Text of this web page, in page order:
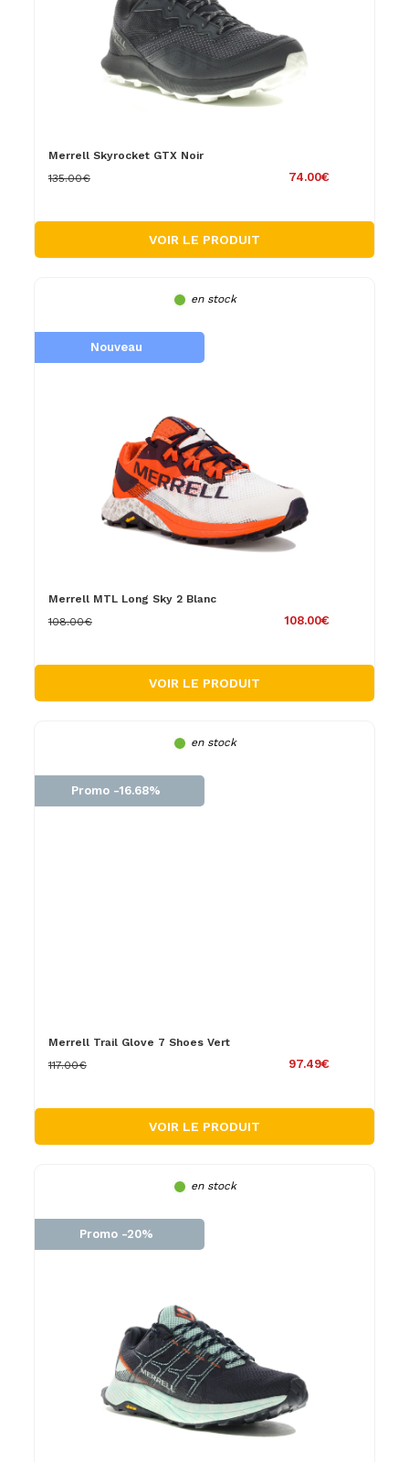
Merrell Skyrocket GTX Noir
74.00€
135.00€
VOIR LE PRODUIT
en stock
Nouveau
Merrell MTL Long Sky 2 Blanc
108.00€
108.00€
VOIR LE PRODUIT
en stock
Promo -16.68%
Merrell Trail Glove 7 Shoes Vert
97.49€
117.00€
VOIR LE PRODUIT
en stock
Promo -20%